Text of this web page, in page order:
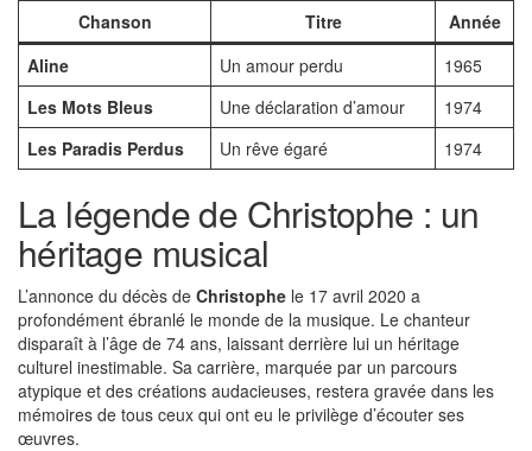
Chanson
Titre
Année
Aline
Un amour perdu
1965
Les Mots Bleus
Une déclaration d’amour
1974
Les Paradis Perdus
Un rêve égaré 1974
La légende de Christophe : un
héritage musical
L’annonce du décès de Christophe le 17 avril 2020 a
profondément ébranlé le monde de la musique. Le chanteur
disparaît à l’âge de 74 ans, laissant derrière lui un héritage
culturel inestimable. Sa carrière, marquée par un parcours
atypique et des créations audacieuses, restera gravée dans les
mémoires de tous ceux qui ont eu le privilège d’écouter ses
œuvres.